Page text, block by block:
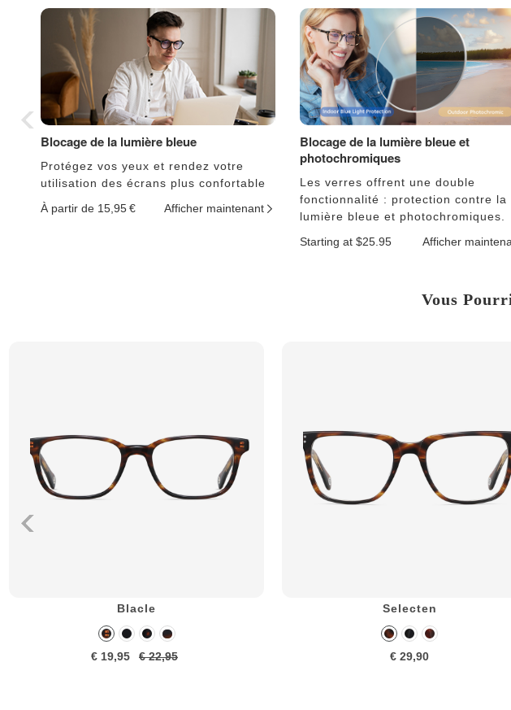
Blocage de la lumière bleue
Protégez vos yeux et rendez votre
utilisation des écrans plus confortable
À partir de 15,95 €
Afficher maintenant
Blocage de la lumière bleue et
photochromiques
Les verres offrent une double
fonctionnalité : protection contre la
lumière bleue et photochromiques.
Starting at $25.95
Afficher
Vous
Blacle
€ 19,95 € 22,95
Selecten
€ 29,90